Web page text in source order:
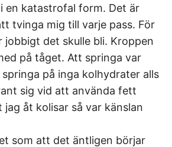
en katastrofal form. Det är
tvinga mig till varje pass. För
jobbigt det skulle bli. Kroppen
på tåget. Att springa var
på inga kolhydrater alls
sig vid att använda fett
jag åt kolisar så var känslan
som att det äntligen börjar